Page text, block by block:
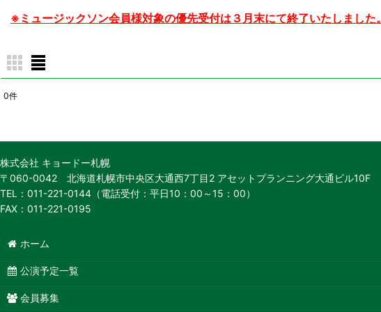
※ミュージックソン会員様対象の優先受付は３月末にて終了いたしました。
表示数
並び順:
0件
株式会社 キョードー札幌
〒060-0042 北海道札幌市中央区大通西7丁目2 アセットプランニング大通ビル10F
TEL：011-221-0144（電話受付：平日10：00～15：00）
FAX：011-221-0195
ホーム
公演予定一覧
会員募集